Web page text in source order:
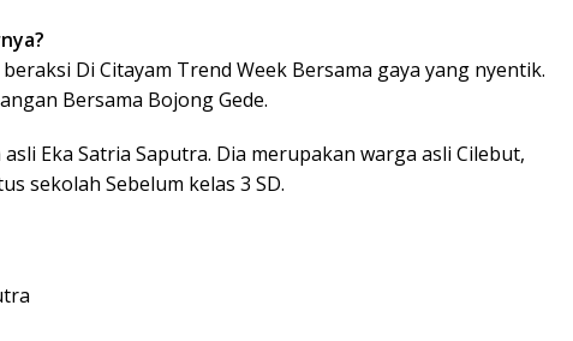
Di Citayam Trend Week Bersama gaya yang nyentik.
Bersama Bojong Gede.
Eka Satria Saputra. Dia merupakan warga asli Cilebut,
sekolah Sebelum kelas 3 SD.